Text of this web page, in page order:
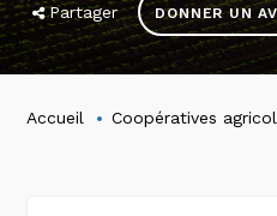
Partager DONNER UN
Accueil Coopératives